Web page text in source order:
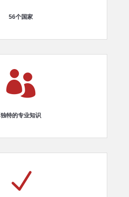
56个国家

独特的专业知识
N